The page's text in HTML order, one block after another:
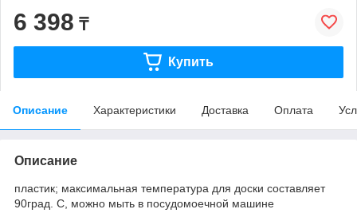
6 398 ₸
Купить
Описание Характеристики Доставка Оплата
Описание
пластик; максимальная температура для доски составляет
90град. C, можно мыть в посудомоечной машине